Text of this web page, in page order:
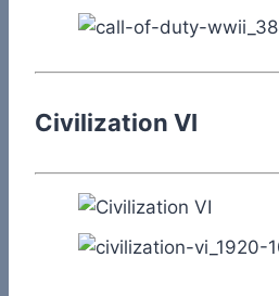
Civilization VI